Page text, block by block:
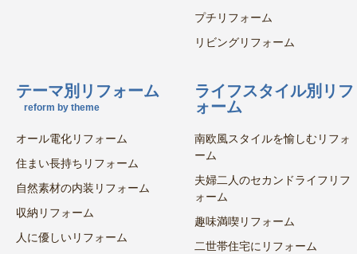
プチリフォーム
リビングリフォーム
テーマ別リフォーム
reform by theme
オール電化リフォーム
住まい長持ちリフォーム
自然素材の内装リフォーム
収納リフォーム
人に優しいリフォーム
ライフスタイル別リフ
ォーム
南欧風スタイルを愉しむリフォ
ーム
夫婦二人のセカンドライフリフ
ォーム
趣味満喫リフォーム
二世帯住宅にリフォーム